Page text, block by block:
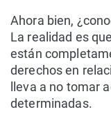
Ahora bien,
La realidad es
están
derechos en
lleva a no tomar
determinadas.